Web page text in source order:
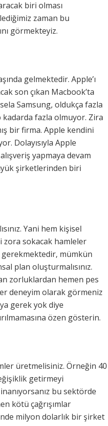
biri olması
zaman bu
görmekteyiz.
gelmektedir. Apple’ı
son çıkan Macbook’ta
Samsung, oldukça fazla
kadarda fazla olmuyor. Zira
bir firma. Apple kendini
Dolayısıyla Apple
yapmaya devam
şirketlerinden biri
Yani hem kişisel
zora sokacak hamleler
gerekmektedir, mümkün
plan oluşturmalısınız.
zorluklardan hemen pes
deneyim olarak görmeniz
gerek yok diye
özen gösterin.
üretmelisiniz. Örneğin 40
getirmeyi
bu sektörde
kötü çağrışımlar
milyon dolarlık bir şirket